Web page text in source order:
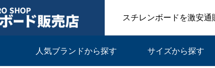
スチレンボードを激安通
人気ブランドから探す サイズから探す